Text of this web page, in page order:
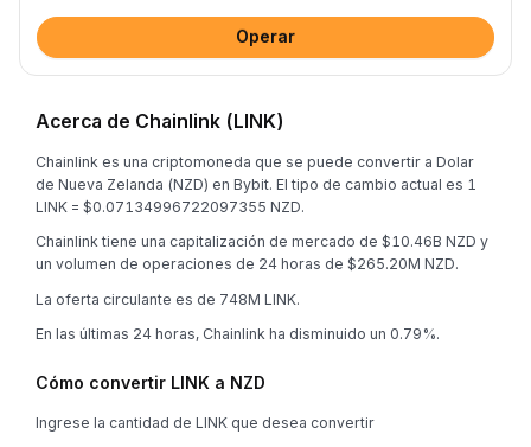
Operar
Acerca de Chainlink (LINK)
Chainlink es una criptomoneda que se puede convertir a Dolar
de Nueva Zelanda (NZD) en Bybit. El tipo de cambio actual es 1
LINK = $0.07134996722097355 NZD.
Chainlink tiene una capitalización de mercado de $10.46B NZD y
un volumen de operaciones de 24 horas de $265.20M NZD.
La oferta circulante es de 748M LINK.
En las últimas 24 horas, Chainlink ha disminuido un 0.79%.
Cómo convertir LINK a NZD
Ingrese la cantidad de LINK que desea convertir